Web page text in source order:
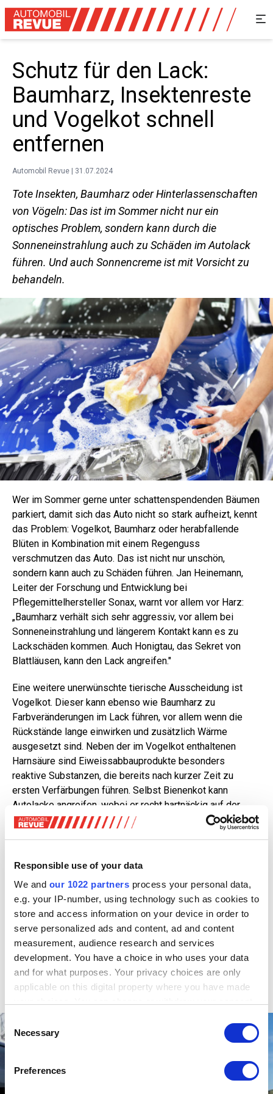
Responsible use of your data
We and our 1022 partners process your personal data,
e.g. your IP-number, using technology such as cookies to
store and access information on your device in order to
serve personalized ads and content, ad and content
measurement, audience research and services
development. You have a choice in who uses your data
and for what purposes. Your privacy choices are only
applicable on this digital property where you have made
the Privacy trigger icon.
Collect information about your geographical location
Selection
Necessary
Preferences
Schutz für den Lack:
Baumharz, Insektenreste
und Vogelkot schnell
entfernen
Automobil Revue | 31.07.2024
Tote Insekten, Baumharz oder Hinterlassenschaften
von Vögeln: Das ist im Sommer nicht nur ein
optisches Problem, sondern kann durch die
Sonneneinstrahlung auch zu Schäden im Autolack
führen. Und auch Sonnencreme ist mit Vorsicht zu
behandeln.
Wer im Sommer gerne unter schattenspendenden Bäumen
parkiert, damit sich das Auto nicht so stark aufheizt, kennt
das Problem: Vogelkot, Baumharz oder herabfallende
Blüten in Kombination mit einem Regenguss
verschmutzen das Auto. Das ist nicht nur unschön,
sondern kann auch zu Schäden führen. Jan Heinemann,
Leiter der Forschung und Entwicklung bei
Pflegemittelhersteller Sonax, warnt vor allem vor Harz:
„Baumharz verhält sich sehr aggressiv, vor allem bei
Sonneneinstrahlung und längerem Kontakt kann es zu
Lackschäden kommen. Auch Honigtau, das Sekret von
Blattläusen, kann den Lack angreifen."
Eine weitere unerwünschte tierische Ausscheidung ist
Vogelkot. Dieser kann ebenso wie Baumharz zu
Farbveränderungen im Lack führen, vor allem wenn die
Rückstände lange einwirken und zusätzlich Wärme
ausgesetzt sind. Neben der im Vogelkot enthaltenen
Harnsäure sind Eiweissabbauprodukte besonders
reaktive Substanzen, die bereits nach kurzer Zeit zu
ersten Verfärbungen führen. Selbst Bienenkot kann
Autolacke angreifen, wobei er recht hartnäckig auf der
Oberfläche haften bleibt und zu Aufquellungen führen
trocknen und dabei schrumpfen, können sie den Lack
nachhaltig schädigen.
Vorsicht auch mit Sonnencreme
Ein weiterer Schädling, der vor allem im Sommer auftritt
und den Autolack angreifen kann, ist Sonnencreme. Fasst
man mit frisch eingecremten Händen das Fahrzeug im
Bereich der Türgriffe an, gelangt die fetthaltige Mischung
ungewollt auf den Lack, wo sie je nach Menge und
Einwirkzeit die Oberfläche angreifen kann.